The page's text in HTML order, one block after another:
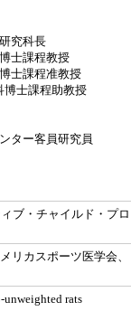
究科長
士課程教授
士課程准教授
博士課程助教授
ター客員研究員
ブ・チャイルド・プロ
リカスポーツ医学会、
unweighted rats